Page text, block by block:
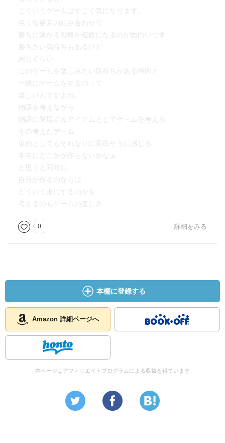
こういうゲームはすごく気になります。
色々な要素の組み合わせで
勝ちに繋がる戦略が複数になるのが面白いです
勝ちたい気持ちもあるけど
同じくらい
このゲームを楽しみたい気持ちがある仲間と
一緒にゲームをするのって
楽しいんですよね。
物語を考えながら
物語に登場するアイテムとしてゲームを考える
その考えたゲーム
単独としてもそれなりに面白そうに感じる
本当にどこかが作らないかなぁ
と思うと同時に
自分が作るのならば
どういう形にするのかを
考えるのもゲームの楽しさ
0 詳細をみる
本棚に登録する
Amazon 詳細ページへ
本ページはアフィリエイトプログラムによる収益を得ています